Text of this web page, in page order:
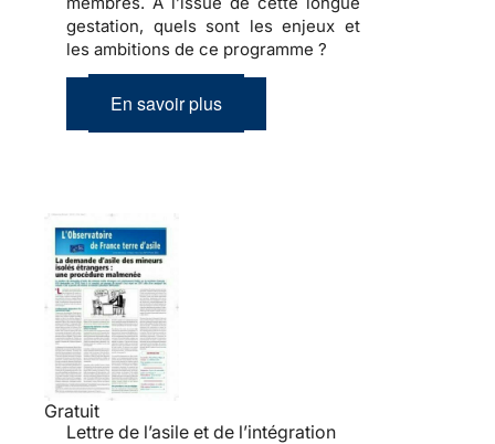
gestation, quels sont les enjeux et
les ambitions de ce programme ?
En savoir plus
Gratuit
Lettre de l’asile et de l’intégration